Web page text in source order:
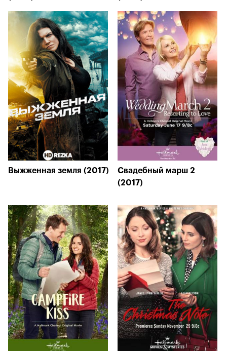
Выжженная земля (2017)
Свадебный марш 2
(2017)